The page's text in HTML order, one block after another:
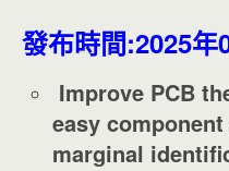
發布時間:2025年
Improve PCB
easy
marginal